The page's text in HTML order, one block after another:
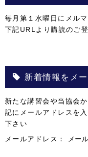
毎月第１水曜日にメル
下記URLより購読のご
新着情報をメ
新たな講習会や当協会
記にメールアドレスを
下さい
メールアドレス：